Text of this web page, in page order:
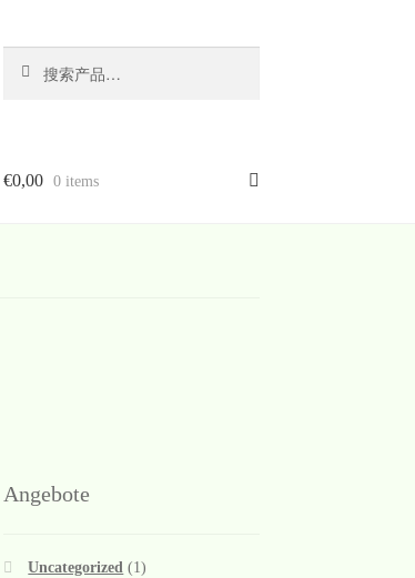
索：
€0,00 0 items
Angebote
Uncategorized (1)